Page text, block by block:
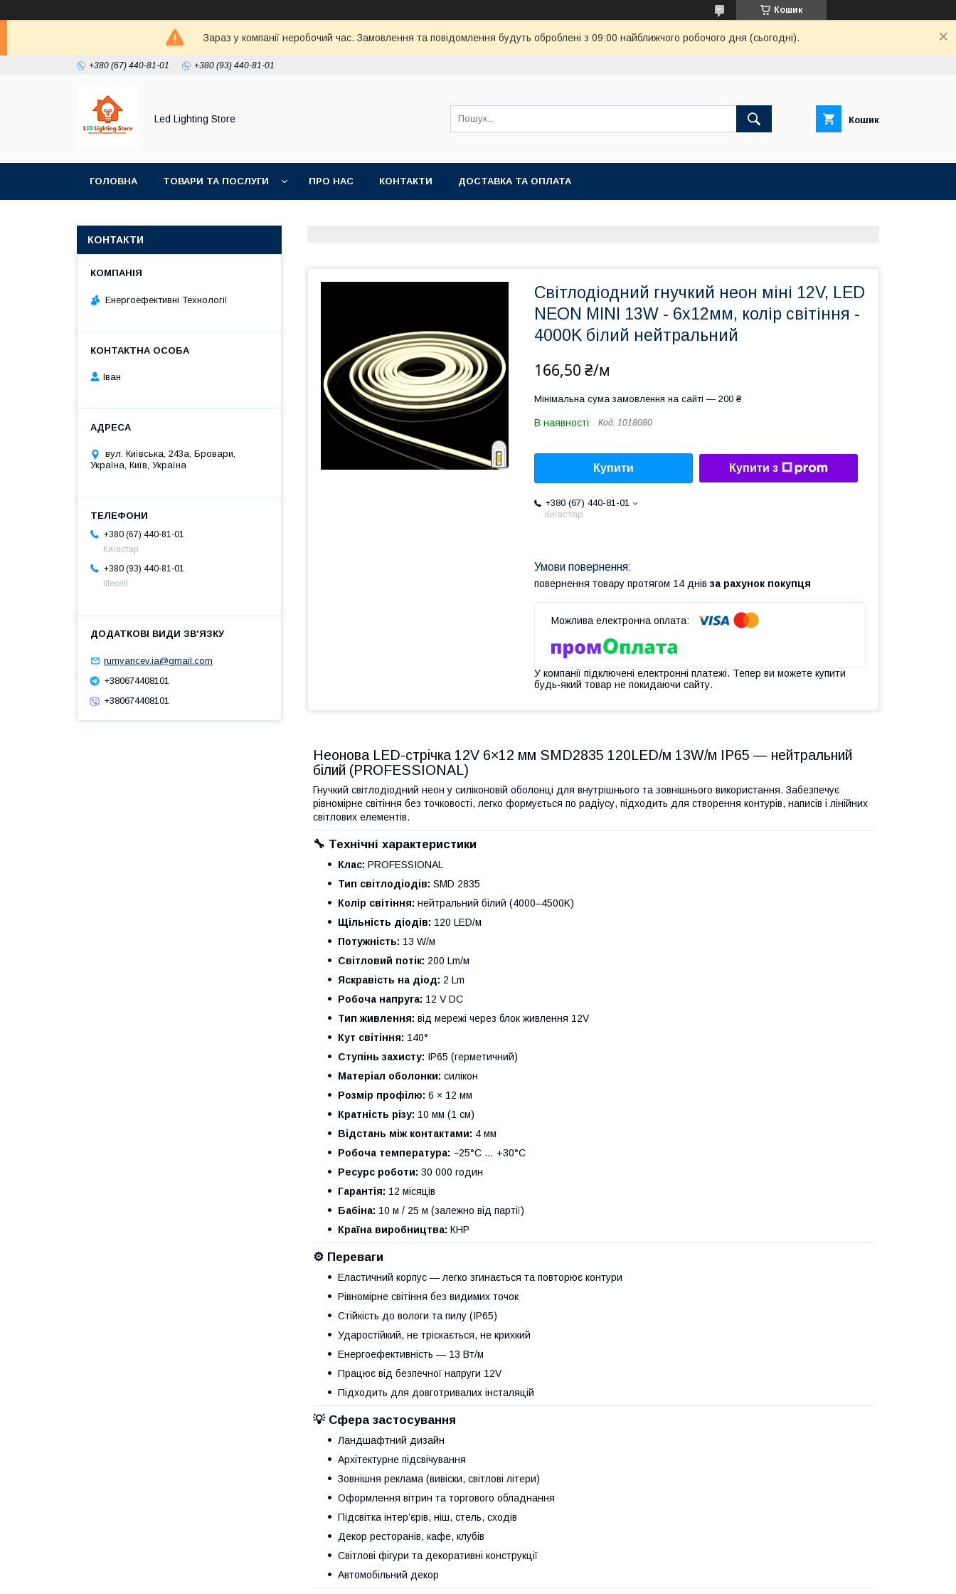
Кошик
Зараз у компанії неробочий час. Замовлення та повідомлення будуть оброблені з 09:00 найближчого робочого дня (сьогодні).
+380 (67) 440-81-01 +380 (93) 440-81-01
Led Lighting Store Кошик
ГОЛОВНА ТОВАРИ ТА ПОСЛУГИ ПРО НАС КОНТАКТИ ДОСТАВКА ТА ОПЛАТА
Світлодіодний гнучкий неон міні 12V, LED
NEON MINI 13W - 6x12мм, колір світіння -
4000K білий нейтральний
166,50 ₴/м
Мінімальна сума замовлення на сайті — 200 ₴
В наявності Код: 1018080
Купити Купити з
+380 (67) 440-81-01
Київстар
повернення товару протягом 14 днів за рахунок покупця
У компанії підключені електронні платежі. Тепер ви можете купити
будь-який товар не покидаючи сайту.
Неонова LED-стрічка 12V 6×12 мм SMD2835 120LED/м 13W/м IP65 — нейтральний
білий (PROFESSIONAL)
Гнучкий світлодіодний неон у силіконовій оболонці для внутрішнього та зовнішнього використання. Забезпечує
рівномірне світіння без точковості, легко формується по радіусу, підходить для створення контурів, написів і лінійних
світлових елементів.
🔧 Технічні характеристики
Клас: PROFESSIONAL
Тип світлодіодів: SMD 2835
Колір світіння: нейтральний білий (4000–4500K)
Щільність діодів: 120 LED/м
Потужність: 13 W/м
Світловий потік: 200 Lm/м
Яскравість на діод: 2 Lm
Робоча напруга: 12 V DC
Тип живлення: від мережі через блок живлення 12V
Кут світіння: 140°
Ступінь захисту: IP65 (герметичний)
Матеріал оболонки: силікон
Розмір профілю: 6 × 12 мм
Кратність різу: 10 мм (1 см)
Відстань між контактами: 4 мм
Робоча температура: −25°C … +30°C
Ресурс роботи: 30 000 годин
Гарантія: 12 місяців
Бабіна: 10 м / 25 м (залежно від партії)
Країна виробництва: КНР
⚙️ Переваги
Еластичний корпус — легко згинається та повторює контури
Рівномірне світіння без видимих точок
Стійкість до вологи та пилу (IP65)
Ударостійкий, не тріскається, не крихкий
Енергоефективність — 13 Вт/м
Працює від безпечної напруги 12V
Підходить для довготривалих інсталяцій
💡 Сфера застосування
Ландшафтний дизайн
Архітектурне підсвічування
Зовнішня реклама (вивіски, світлові літери)
Оформлення вітрин та торгового обладнання
Підсвітка інтер’єрів, ніш, стель, сходів
Декор ресторанів, кафе, клубів
Світлові фігури та декоративні конструкції
Автомобільний декор
КОНТАКТИ
Енергоефективні Технології
Іван
вул. Київська, 243а, Бровари,
Україна, Київ, Україна
+380 (67) 440-81-01
Київстар
+380 (93) 440-81-01
lifecell
rumyancev.ia@gmail.com
+380674408101
+380674408101